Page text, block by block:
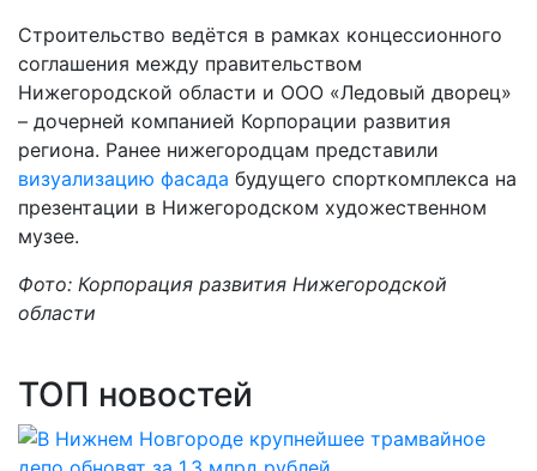
Строительство ведётся в рамках концессионного
соглашения между правительством
Нижегородской области и ООО «Ледовый дворец»
– дочерней компанией Корпорации развития
региона. Ранее нижегородцам представили
визуализацию фасада будущего спорткомплекса на
презентации в Нижегородском художественном
музее.
Фото: Корпорация развития Нижегородской
области
ТОП новостей